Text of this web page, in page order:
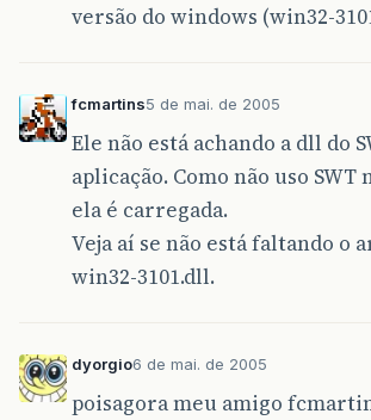
versão do windows (win32-
fcmartins5 de mai. de 2005
Ele não está achando a dll do
aplicação. Como não uso SWT
ela é carregada.
Veja aí se não está faltando o
win32-3101.dll.
dyorgio6 de mai. de 2005
poisagora meu amigo